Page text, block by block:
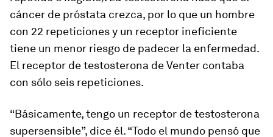
cáncer de próstata crezca, por lo que un hombre
con 22 repeticiones y un receptor ineficiente
tiene un menor riesgo de padecer la enfermedad.
El receptor de testosterona de Venter contaba
con sólo seis repeticiones.
“Básicamente, tengo un receptor de testosterona
supersensible”, dice él. “Todo el mundo pensó que